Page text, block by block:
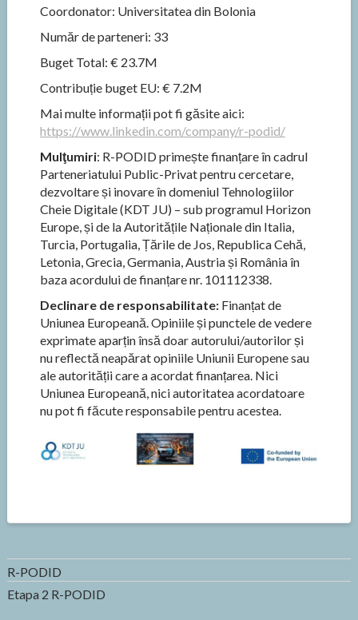
Coordonator: Universitatea din Bolonia
Număr de parteneri: 33
Buget Total: € 23.7M
Contribuție buget EU: € 7.2M
Mai multe informații pot fi găsite aici:
https://www.linkedin.com/company/r-podid/
Mulţumiri: R-PODID primește finanțare în cadrul
Parteneriatului Public-Privat pentru cercetare,
dezvoltare și inovare în domeniul Tehnologiilor
Cheie Digitale (KDT JU) – sub programul Horizon
Europe, și de la Autoritățile Naționale din Italia,
Turcia, Portugalia, Țările de Jos, Republica Cehă,
Letonia, Grecia, Germania, Austria și România în
baza acordului de finanțare nr. 101112338.
Declinare de responsabilitate: Finanțat de
Uniunea Europeană. Opiniile și punctele de vedere
exprimate aparțin însă doar autorului/autorilor și
nu reflectă neapărat opiniile Uniunii Europene sau
ale autorității care a acordat finanțarea. Nici
Uniunea Europeană, nici autoritatea acordatoare
nu pot fi făcute responsabile pentru acestea.
R-PODID
Etapa 2 R-PODID